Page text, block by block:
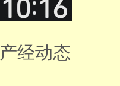
产经动态